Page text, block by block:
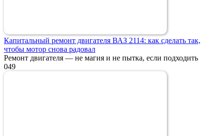
Капитальный ремонт двигателя ВАЗ 2114: как сделать так,
чтобы мотор снова радовал
Ремонт двигателя — не магия и не пытка, если подходить
049